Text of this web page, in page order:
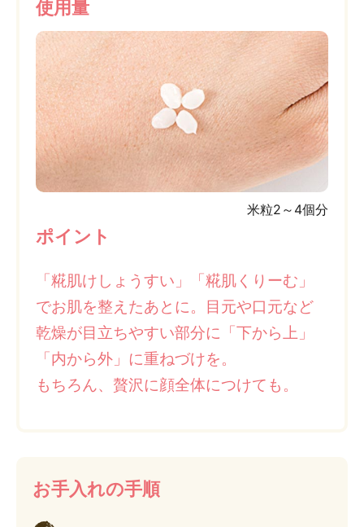
使用量
米粒2～4個分
ポイント
「糀肌けしょうすい」「糀肌くりーむ」
でお肌を整えたあとに。目元や口元など
乾燥が目立ちやすい部分に「下から上」
「内から外」に重ねづけを。
もちろん、贅沢に顔全体につけても。
お手入れの手順